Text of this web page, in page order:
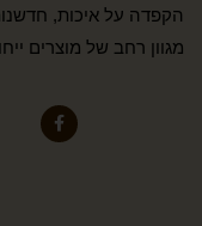
הקפדה על איכות,
מגוון רחב של מוצרים